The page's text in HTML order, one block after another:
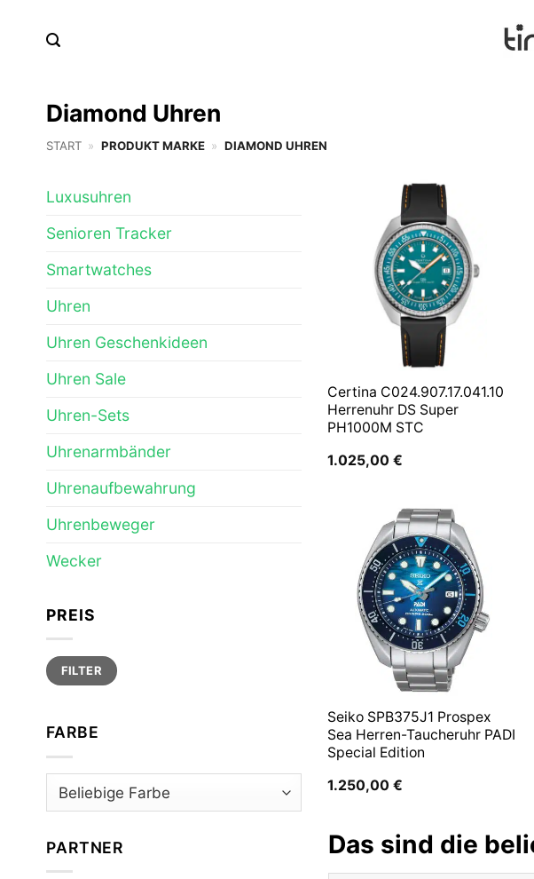
Diamond Uhren
START » PRODUKT MARKE » DIAMOND UHREN
Luxusuhren
Senioren Tracker
Smartwatches
Uhren
Uhren Geschenkideen
Uhren Sale
Uhren-Sets
Uhrenarmbänder
Uhrenaufbewahrung
Uhrenbeweger
Wecker
PREIS
Min.
Preis
Max.
PreisFILTER
FARBE
PARTNER
Certina C024.907.17.041.10
Herrenuhr DS Super
PH1000M STC
1.025,00€
Seiko SPB375J1 Prospex
Sea Herren-Taucheruhr PADI
Special Edition
1.250,00€
Das sind die